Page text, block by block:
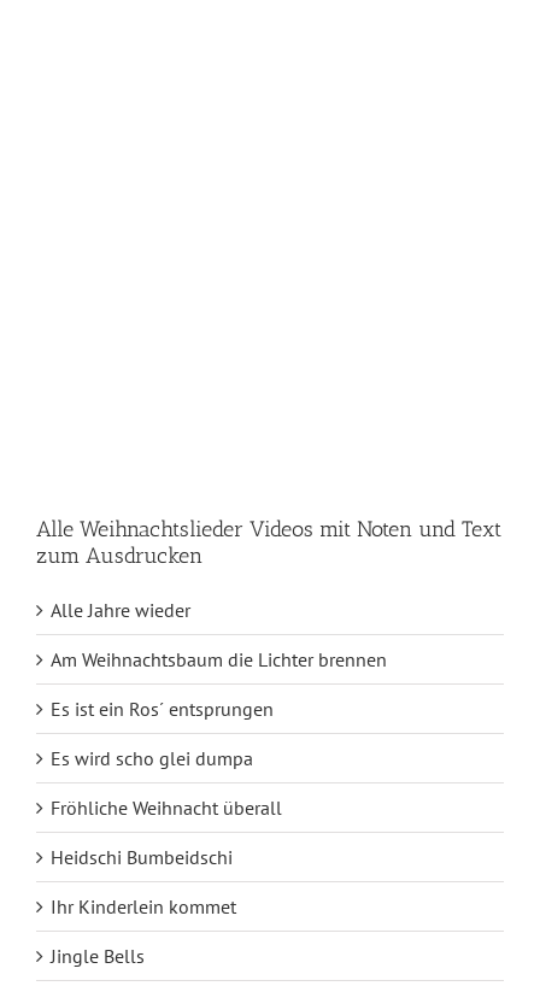
Alle Weihnachtslieder Videos mit Noten und Text
zum Ausdrucken
Alle Jahre wieder
Am Weihnachtsbaum die Lichter brennen
Es ist ein Ros´ entsprungen
Es wird scho glei dumpa
Fröhliche Weihnacht überall
Heidschi Bumbeidschi
Ihr Kinderlein kommet
Jingle Bells